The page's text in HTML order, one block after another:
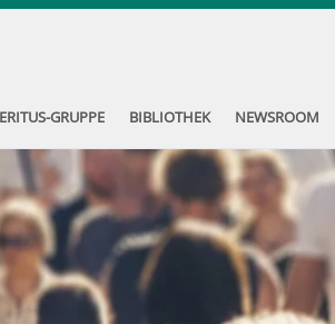
GRUPPE BIBLIOTHEK NEWSROOM